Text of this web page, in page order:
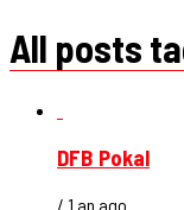
All posts
DFB Pokal
/ 1 an ago